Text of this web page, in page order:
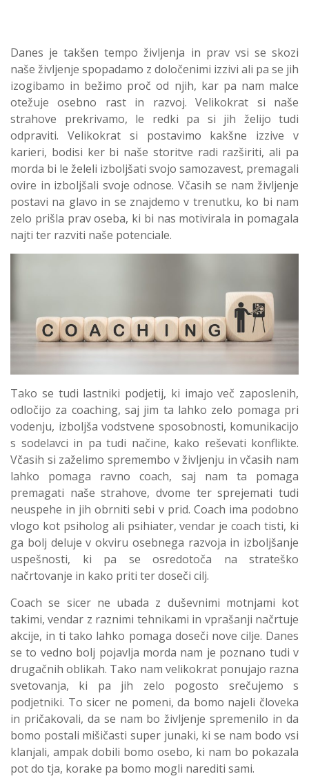
Danes je takšen tempo življenja in prav vsi se skozi
naše življenje spopadamo z določenimi izzivi ali pa se jih
izogibamo in bežimo proč od njih, kar pa nam malce
otežuje osebno rast in razvoj. Velikokrat si naše
strahove prekrivamo, le redki pa si jih želijo tudi
odpraviti. Velikokrat si postavimo kakšne izzive v
karieri, bodisi ker bi naše storitve radi razširiti, ali pa
morda bi le želeli izboljšati svojo samozavest, premagali
ovire in izboljšali svoje odnose. Včasih se nam življenje
postavi na glavo in se znajdemo v trenutku, ko bi nam
zelo prišla prav oseba, ki bi nas motivirala in pomagala
najti ter razviti naše potenciale.
Tako se tudi lastniki podjetij, ki imajo več zaposlenih,
odločijo za coaching, saj jim ta lahko zelo pomaga pri
vodenju, izboljša vodstvene sposobnosti, komunikacijo
s sodelavci in pa tudi načine, kako reševati konflikte.
Včasih si zaželimo spremembo v življenju in včasih nam
lahko pomaga ravno coach, saj nam ta pomaga
premagati naše strahove, dvome ter sprejemati tudi
neuspehe in jih obrniti sebi v prid. Coach ima podobno
vlogo kot psiholog ali psihiater, vendar je coach tisti, ki
ga bolj deluje v okviru osebnega razvoja in izboljšanje
uspešnosti, ki pa se osredotoča na strateško
načrtovanje in kako priti ter doseči cilj.
Coach se sicer ne ubada z duševnimi motnjami kot
takimi, vendar z raznimi tehnikami in vprašanji načrtuje
akcije, in ti tako lahko pomaga doseči nove cilje. Danes
se to vedno bolj pojavlja morda nam je poznano tudi v
drugačnih oblikah. Tako nam velikokrat ponujajo razna
svetovanja, ki pa jih zelo pogosto srečujemo s
podjetniki. To sicer ne pomeni, da bomo najeli človeka
in pričakovali, da se nam bo življenje spremenilo in da
bomo postali mišičasti super junaki, ki se nam bodo vsi
klanjali, ampak dobili bomo osebo, ki nam bo pokazala
pot do tja, korake pa bomo mogli narediti sami.